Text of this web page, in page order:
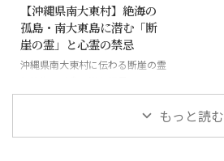
【沖縄県南大東村】絶海の
孤島・南大東島に潜む「断
崖の霊」と心霊の禁忌
沖縄県南大東村に伝わる断崖の霊
もっと読む